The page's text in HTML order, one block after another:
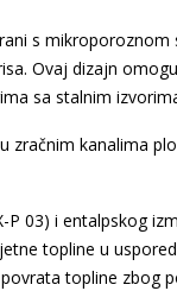
s
Ovaj dizajn
sa stalnim
kanalima
03) i entalpskog
topline u
topline zbog